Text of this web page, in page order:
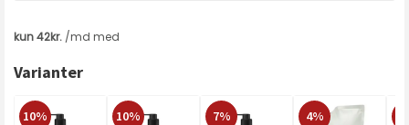
Varianter
10% 10% 7% 4%